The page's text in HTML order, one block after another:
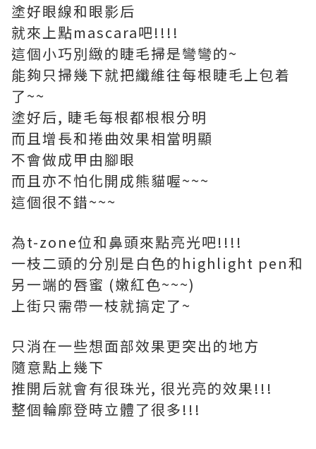
塗好眼線和眼影后
就來上點mascara吧!!!!
這個小巧別緻的睫毛掃是彎彎的~
能夠只掃幾下就把纖維往每根睫毛上包着
了~~
塗好后, 睫毛每根都根根分明
而且增長和捲曲效果相當明顯
不會做成甲由腳眼
而且亦不怕化開成熊貓喔~~~
這個很不錯~~~
為t-zone位和鼻頭來點亮光吧!!!!
一枝二頭的分別是白色的highlight pen和
另一端的唇蜜 (嫩紅色~~~)
上街只需帶一枝就搞定了~
只消在一些想面部效果更突出的地方
隨意點上幾下
推開后就會有很珠光, 很光亮的效果!!!
整個輪廓登時立體了很多!!!